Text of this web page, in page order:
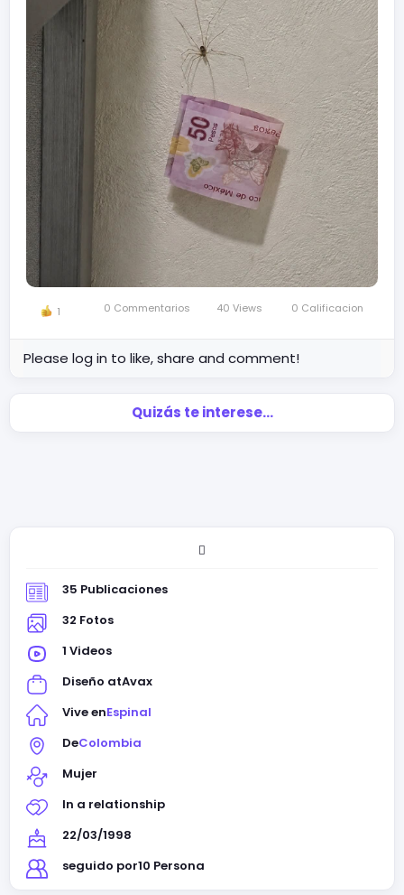
🫪
35 Publicaciones
32 Fotos
1 Videos
Diseño atAvax
Vive enEspinal
DeColombia
Mujer
In a relationship
22/03/1998
seguido por10 Persona
1 0 Commentarios 40 Views 0 Calificacion
Please log in to like, share and comment!
Quizás te interese…